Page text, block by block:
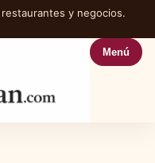
y negocios.
Menú